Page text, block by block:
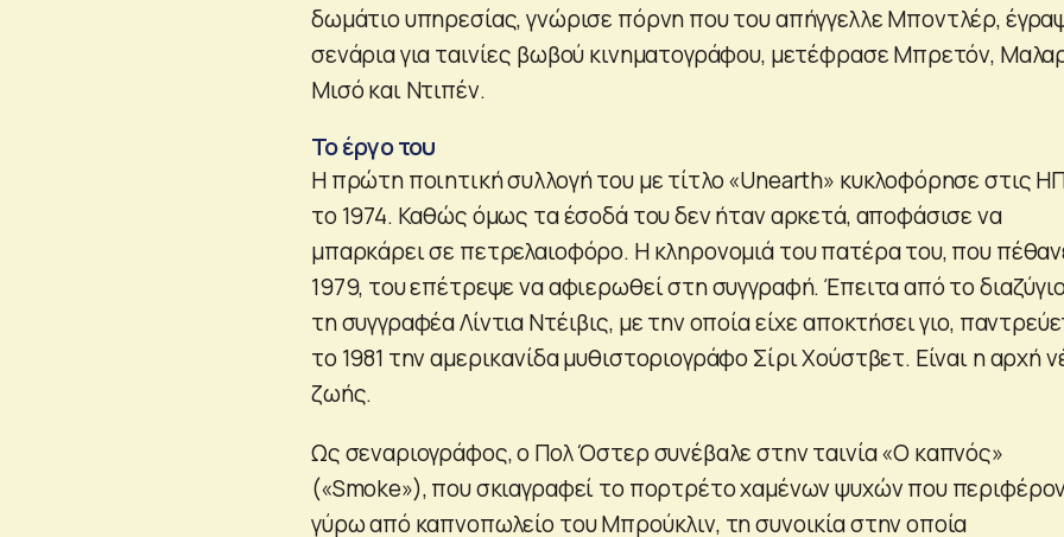
δωμάτιο υπηρεσίας, γνώρισε πόρνη που του απήγγελλε Μποντλέρ,
σενάρια για ταινίες βωβού κινηματογράφου, μετέφρασε Μπρετόν,
Μισό και Ντιπέν.
Το έργο του
Η πρώτη ποιητική συλλογή του με τίτλο «Unearth» κυκλοφόρησε στις
το 1974. Καθώς όμως τα έσοδά του δεν ήταν αρκετά, αποφάσισε να
μπαρκάρει σε πετρελαιοφόρο. Η κληρονομιά του πατέρα του, που
1979, του επέτρεψε να αφιερωθεί στη συγγραφή. Έπειτα από το
τη συγγραφέα Λίντια Ντέιβις, με την οποία είχε αποκτήσει γιο,
το 1981 την αμερικανίδα μυθιστοριογράφο Σίρι Χούστβετ. Είναι η αρχή
ζωής.
Ως σεναριογράφος, ο Πολ Όστερ συνέβαλε στην ταινία «Ο καπνός»
(«Smoke»), που σκιαγραφεί το πορτρέτο χαμένων ψυχών που
γύρω από καπνοπωλείο του Μπρούκλιν, τη συνοικία στην οποία